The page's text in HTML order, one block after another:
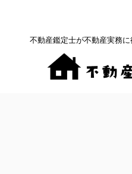
不動産鑑定士が不動産実務